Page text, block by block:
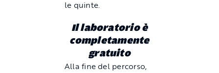
le quinte.
Il laboratorio è
completamente
gratuito
Alla fine del percorso,